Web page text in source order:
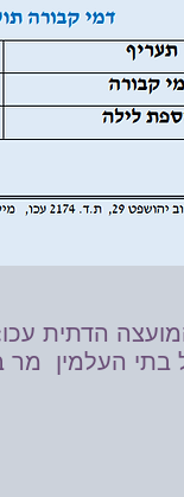
הדתית עכו:
העלמין מר